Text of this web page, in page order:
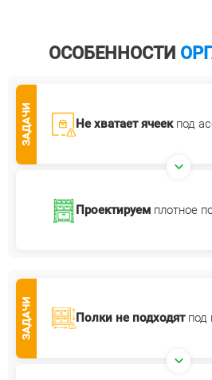
ОСОБЕННОСТИ
ЗАДАЧИ Не хватает ячеекпод
Проектируем плотное
ЗАДАЧИ Полки не подходятпод